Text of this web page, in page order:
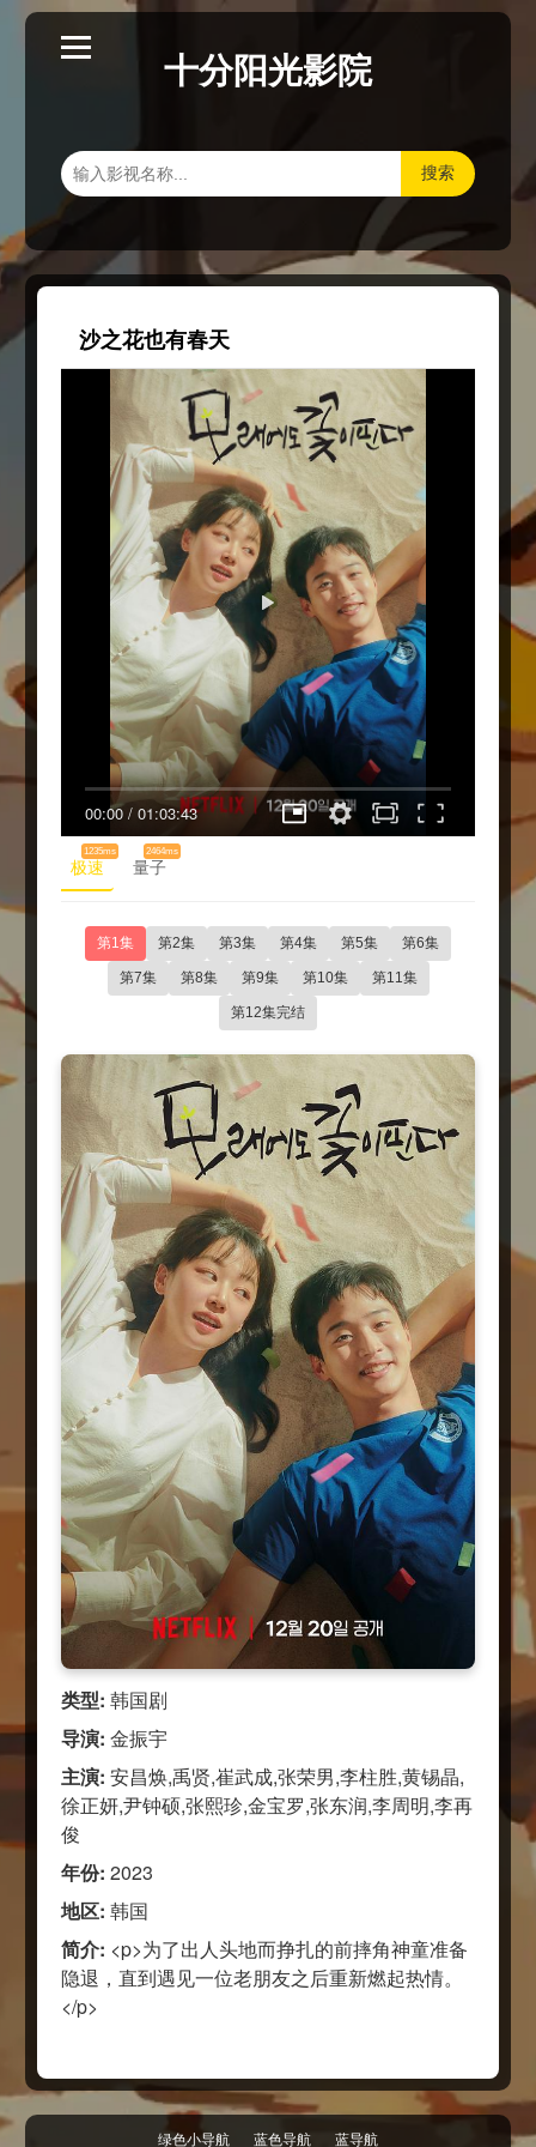
十分阳光影院
搜索
沙之花也有春天
00:00/ 01:03:43
极速
1235ms
量子
2464ms
第1集 第2集 第3集 第4集 第5集 第6集
第7集 第8集 第9集 第10集 第11集
第12集完结
类型: 韩国剧
导演: 金振宇
主演: 安昌焕,禹贤,崔武成,张荣男,李柱胜,黄锡晶,
徐正妍,尹钟硕,张熙珍,金宝罗,张东润,李周明,李再
俊
年份: 2023
地区: 韩国
简介: <p>为了出人头地而挣扎的前摔角神童准备
隐退，直到遇见一位老朋友之后重新燃起热情。
</p>
绿色小导航 蓝色导航 蓝导航